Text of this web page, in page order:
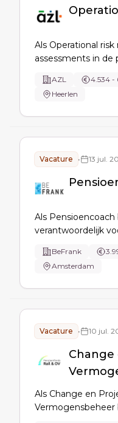
Als Operational
assessments in de
Risk & Audit,
AZL 4.534 -
Heerlen
Vacature • 13 jul.
Als Pensioencoach
verantwoordelijk
deelnemers. Je
adviseur,
BeFrank
Amsterdam
Vacature • 10 jul.
Change
Als Change en
Vermogensbeheer